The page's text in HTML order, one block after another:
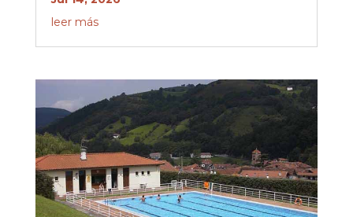
leer más